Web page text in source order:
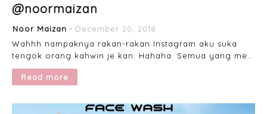
@noormaizan
Noor Maizan
December 20, 2018
Wahhh nampaknya rakan-rakan Instagram aku suka
tengok orang kahwin je kan. Hahaha. Semua yang me…
Read more